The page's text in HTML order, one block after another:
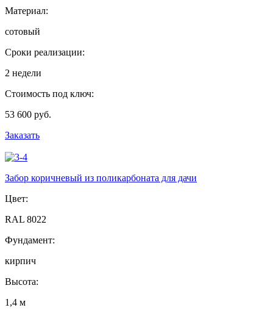
Материал:
сотовый
Сроки реализации:
2 недели
Стоимость под ключ:
53 600 руб.
Заказать
Забор коричневый из поликарбоната для дачи
Цвет:
RAL 8022
Фундамент:
кирпич
Высота:
1,4 м